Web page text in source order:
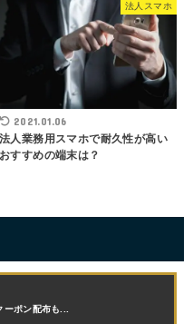
法人スマホ
2021.01.06
法人業務用スマホで耐久性が高い
おすすめの端末は？